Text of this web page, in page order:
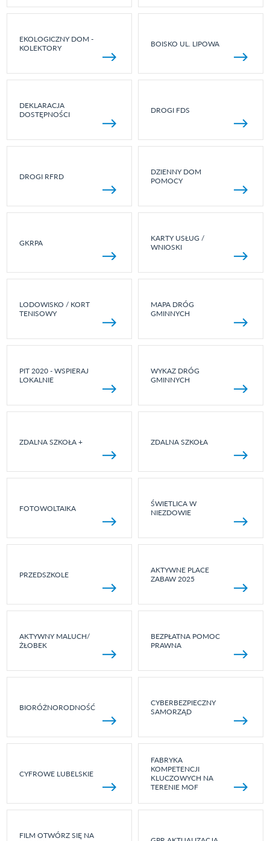
EKOLOGICZNY DOM -
KOLEKTORY
BOISKO UL. LIPOWA
DEKLARACJA
DOSTĘPNOŚCI
DROGI FDS
DROGI RFRD
DZIENNY DOM
POMOCY
GKRPA
KARTY USŁUG /
WNIOSKI
LODOWISKO / KORT
TENISOWY
MAPA DRÓG
GMINNYCH
PIT 2020 - WSPIERAJ
LOKALNIE
WYKAZ DRÓG
GMINNYCH
ZDALNA SZKOŁA + ZDALNA SZKOŁA
FOTOWOLTAIKA
ŚWIETLICA W
NIEZDOWIE
PRZEDSZKOLE
AKTYWNE PLACE
ZABAW 2025
AKTYWNY MALUCH/
ŻŁOBEK
BEZPŁATNA POMOC
PRAWNA
BIORÓŻNORODNOŚĆ
CYBERBEZPIECZNY
SAMORZĄD
CYFROWE LUBELSKIE
FABRYKA
KOMPETENCJI
KLUCZOWYCH NA
TERENIE MOF
FILM OTWÓRZ SIĘ NA